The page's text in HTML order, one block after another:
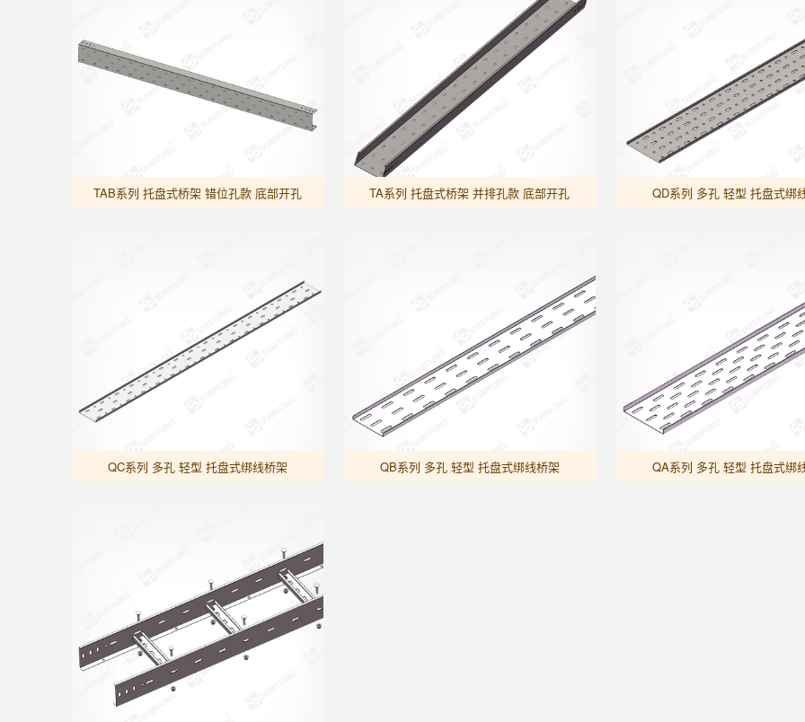
TAB系列 托盘式桥架 错位孔款 底部开孔 TA系列 托盘式桥架 并排孔款 底部开孔 QD系列 多孔 轻型 托盘式绑
QC系列 多孔 轻型 托盘式绑线桥架 QB系列 多孔 轻型 托盘式绑线桥架 QA系列 多孔 轻型 托盘式绑